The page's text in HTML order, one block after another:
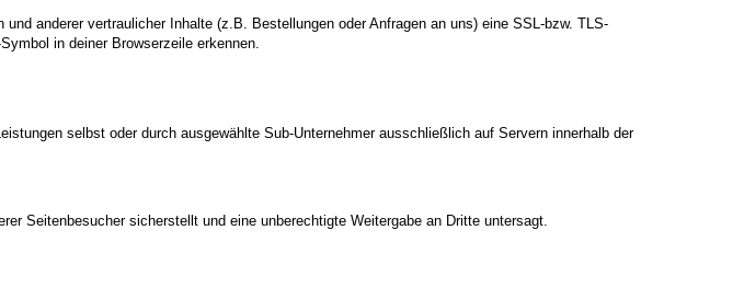
anderer vertraulicher Inhalte (z.B. Bestellungen oder Anfragen an uns) eine SSL-bzw. TLS-
in deiner Browserzeile erkennen.
selbst oder durch ausgewählte Sub-Unternehmer ausschließlich auf Servern innerhalb der
Seitenbesucher sicherstellt und eine unberechtigte Weitergabe an Dritte untersagt.